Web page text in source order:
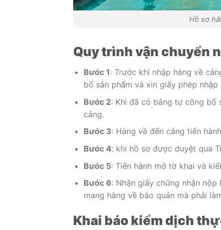
Hồ sơ
Quy trình vận chuyển
Bước 1: Trước khi nhập hàng về
bố sản phẩm và xin giấy phép nhập
Bước 2: Khi đã có bảng tự công bố
cảng.
Bước 3: Hàng về đến cảng tiến
Bước 4: khi hồ sơ được duyệt qua
Bước 5: Tiến hành mở tờ khai và
Bước 6: Nhận giấy chứng nhận
mang hàng về bảo quản mà phải
Khai báo kiểm dịch